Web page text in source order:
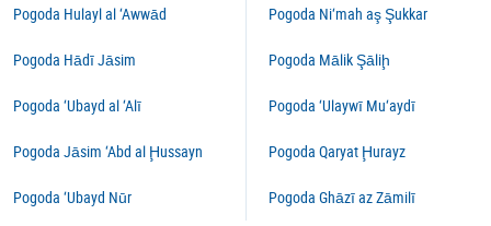
Pogoda Hulayl al ‘Awwād
Pogoda Hādī Jāsim
Pogoda ‘Ubayd al ‘Alī
Pogoda Jāsim ‘Abd al Ḩussayn
Pogoda ‘Ubayd Nūr
Pogoda Ni‘mah aş Şukkar
Pogoda Mālik Şāliḩ
Pogoda ‘Ulaywī Mu‘aydī
Pogoda Qaryat Ḩurayz
Pogoda Ghāzī az Zāmilī